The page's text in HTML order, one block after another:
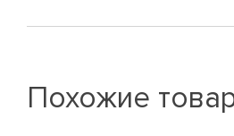
Похожие